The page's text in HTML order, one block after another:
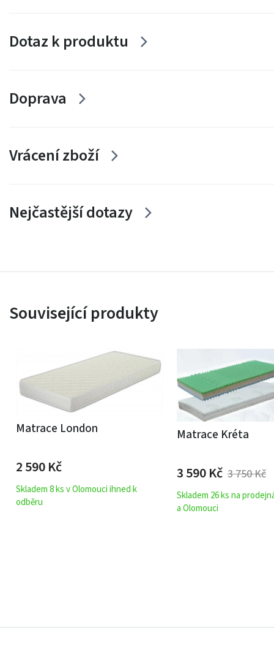
Dotaz k produktu
Doprava
Vrácení zboží
Nejčastější dotazy
Související produkty
Matrace London
2 590Kč
Skladem 8 ks v Olomouci ihned k
odběru
Matrace Kréta
3 590Kč 3 750Kč
Skladem 26 ks na
a Olomouci